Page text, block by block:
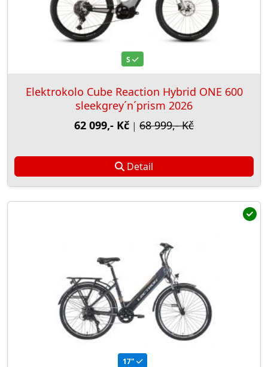
S
Elektrokolo Cube Reaction Hybrid ONE 600
sleekgrey´n´prism 2026
62 099,- Kč | 68 999,- Kč
Detail
17"